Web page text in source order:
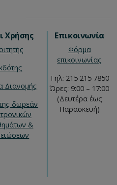
Χρήσης
Διανομής
δωρεάν
&
Επικοινωνία
Φόρμα
επικοινωνίας
Τηλ: 215 215 7850
Ώρες: 9:00 – 17:00
(Δευτέρα έως
Παρασκευή)